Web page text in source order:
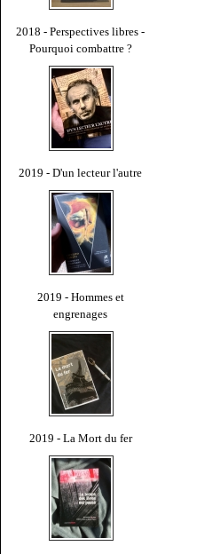
2018 - Perspectives libres -
Pourquoi combattre ?
2019 - D'un lecteur l'autre
2019 - Hommes et
engrenages
2019 - La Mort du fer